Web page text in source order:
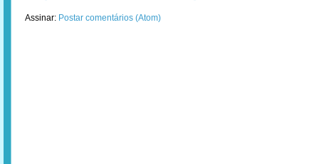
Assinar: Postar comentários (Atom)